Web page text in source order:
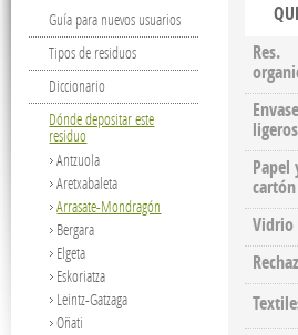
Res.
ligeros
Papel
cartón
Vidrio
Guía para nuevos usuarios
Tipos de residuos
Diccionario
Dónde depositar este
residuo
Antzuola
Aretxabaleta
Arrasate-Mondragón
Bergara
Elgeta
Eskoriatza
Leintz-Gatzaga
Oñati